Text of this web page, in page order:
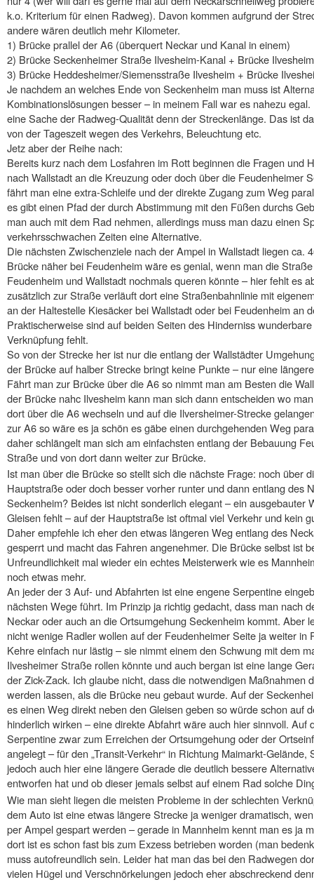
k.o. Kriterium für einen Radweg). Davon kommen aufgrund der
andere wären deutlich mehr Kilometer.
1) Brücke prallel der A6 (überquert Neckar und Kanal in einem)
2) Brücke Seckenheimer Straße Ilvesheim-Kanal + Brücke
3) Brücke Heddesheimer/Siemensstraße Ilvesheim + Brücke
Je nachdem an welches Ende von Seckenheim man muss ist
Kombinationslösungen besser – in meinem Fall war es nahezu
eine Sache der Radweg-Qualität denn der Streckenlänge. Das ist
von der Tageszeit wegen des Verkehrs, Beleuchtung etc.
Jetz aber der Reihe nach:
Bereits kurz nach dem Losfahren im Rott beginnen die Fragen und
nach Wallstadt an die Kreuzung oder doch über die Feudenheimer
fährt man eine extra-Schleife und der direkte Zugang zum Weg
es gibt einen Pfad der durch Abstimmung mit den Füßen durchs
man auch mit dem Rad nehmen, allerdings muss man dazu einen
verkehrsschwachen Zeiten eine Alternative.
Die nächsten Zwischenziele nach der Ampel in Wallstadt liegen ca.
Brücke näher bei Feudenheim wäre es genial, wenn man die Straße
Feudenheim und Wallstadt nochmals queren könnte – hier fehlt es
zusätzlich zur Straße verläuft dort eine Straßenbahnlinie mit
an der Haltestelle Kiesäcker bei Wallstadt oder bei Feudenheim an
Praktischerweise sind auf beiden Seiten des Hinderniss
Verknüpfung fehlt.
So von der Strecke her ist nur die entlang der Wallstädter
der Brücke auf halber Strecke bringt keine Punkte – nur eine
Fährt man zur Brücke über die A6 so nimmt man am Besten die
der Brücke nahc Ilvesheim kann man sich dann entscheiden wo
dort über die A6 wechseln und auf die Ilversheimer-Strecke
zur A6 so wäre es ja schön es gäbe einen durchgehenden Weg
daher schlängelt man sich am einfachsten entlang der Bebauung
Straße und von dort dann weiter zur Brücke.
Ist man über die Brücke so stellt sich die nächste Frage: noch über
Hauptstraße oder doch besser vorher runter und dann entlang des
Seckenheim? Beides ist nicht sonderlich elegant – ein ausgebauter
Gleisen fehlt – auf der Hauptstraße ist oftmal viel Verkehr und kein
Daher empfehle ich eher den etwas längeren Weg entlang des
gesperrt und macht das Fahren angenehmer. Die Brücke selbst ist
Unfreundlichkeit mal wieder ein echtes Meisterwerk wie es
noch etwas mehr.
An jeder der 3 Auf- und Abfahrten ist eine engene Serpentine
nächsten Wege führt. Im Prinzip ja richtig gedacht, dass man nach
Neckar oder auch an die Ortsumgehung Seckenheim kommt. Aber
nicht wenige Radler wollen auf der Feudenheimer Seite ja weiter in
Kehre einfach nur lästig – sie nimmt einem den Schwung mit dem
Ilvesheimer Straße rollen könnte und auch bergan ist eine lange
der Zick-Zack. Ich glaube nicht, dass die notwendigen Maßnahmen
werden lassen, als die Brücke neu gebaut wurde. Auf der
es einen Weg direkt neben den Gleisen geben so würde schon auf
hinderlich wirken – eine direkte Abfahrt wäre auch hier sinnvoll. Auf
Serpentine zwar zum Erreichen der Ortsumgehung oder der
angelegt – für den „Transit-Verkehr“ in Richtung Maimarkt-
jedoch auch hier eine längere Gerade die deutlich bessere
entworfen hat und ob dieser jemals selbst auf einem Rad solche
Wie man sieht liegen die meisten Probleme in der schlechten
dem Auto ist eine etwas längere Strecke ja weniger dramatisch,
per Ampel gespart werden – gerade in Mannheim kennt man es ja
dort ist es schon fast bis zum Exzess betrieben worden (man
muss autofreundlich sein. Leider hat man das bei den Radwegen
vielen Hügel und Verschnörkelungen jedoch eher abschreckend